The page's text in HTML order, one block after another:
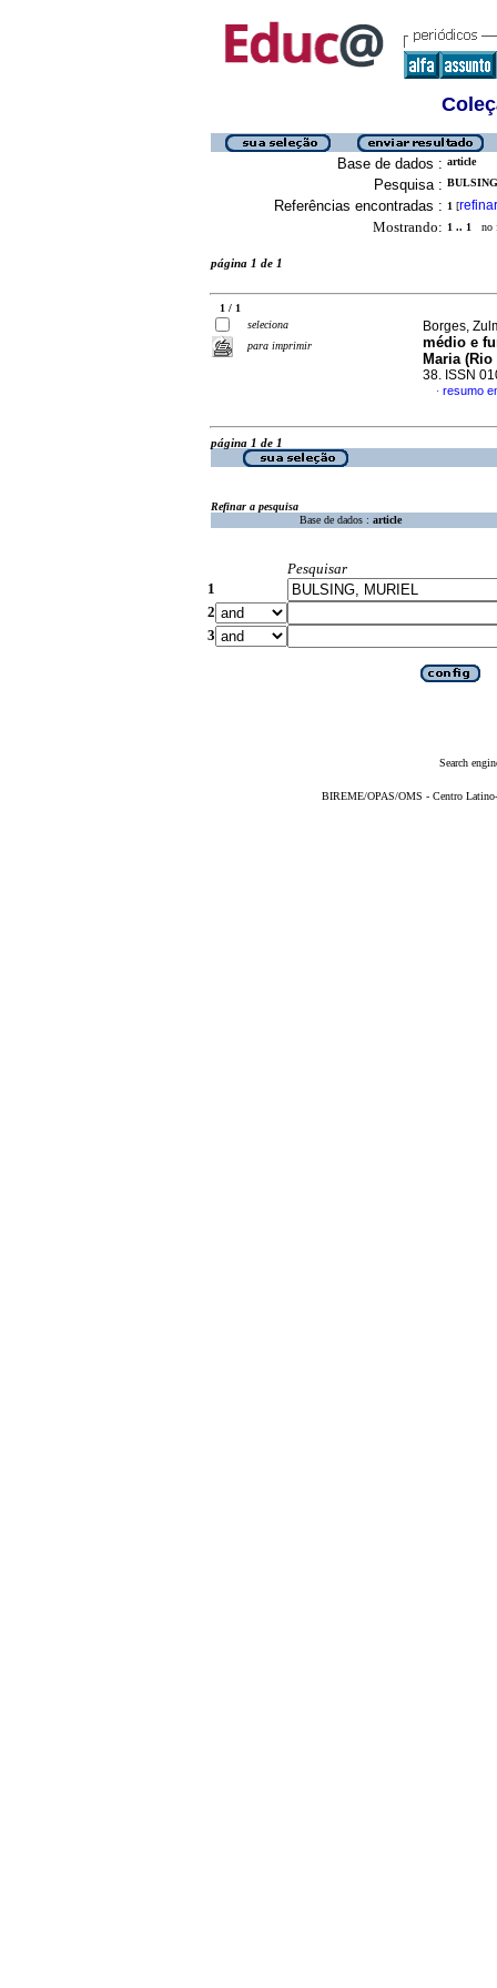
Base de dados : article
Pesquisa :
Referências encontradas : 1 [refinar
Mostrando: 1 .. 1 no
página 1 de 1
1 / 1
seleciona
para imprimir
Borges,
médio e
Maria
38. ISSN
· resumo
página 1 de 1
Refinar a pesquisa
Base de dados : article
Pesquisar
1
2
3
Search
BIREME/OPAS/OMS - Centro Latino-